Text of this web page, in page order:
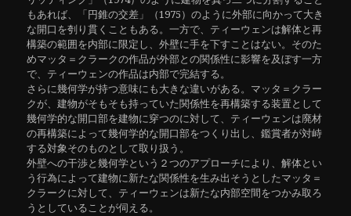
もあれば、「円錐の交差」（1975）のように外部に向かって大き
な開口を刳り貫くこともある。一方で、ティーウェンは解体と再
構築の範囲を内部に限定し、外壁に手を下すことはない。そのた
めマッタ＝クラークの作品が外部との関係性に影響を及ぼす一方
で、ティーウェンの作品は内部で完結する。
さらに幾何学が持つ意味にも大きな違いがある。マッタ＝クラー
クが、建物がそもそも持っていた関係性を再構築する装置として
幾何学的な開口部を建物に穿つのに対して、ティーウェンは廃材
の再構築によって幾何学的な開口部をつくり出し、鑑賞者が対峙
する対象そのものとして取り扱う。
外壁への干渉と幾何学という２つのアプローチにより、解体とい
う行為によって建物に新たな関係性を生み出そうとしたマッタ＝
クラークに対して、ティーウェンは新たな内部空間をつかみ取ろ
うとしていることが伺える。